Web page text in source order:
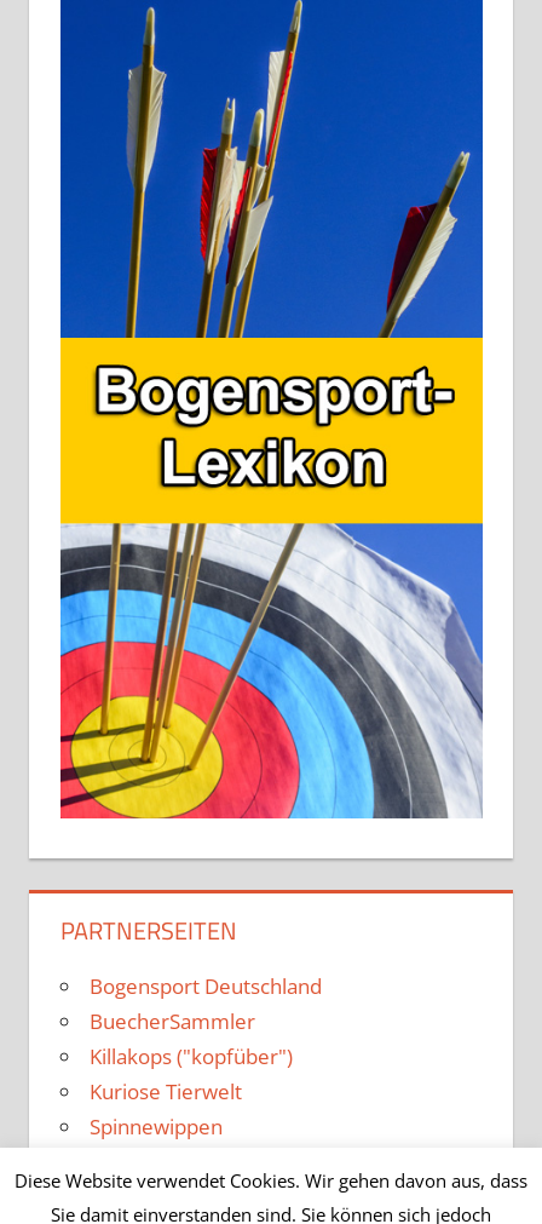
PARTNERSEITEN
Bogensport Deutschland
BuecherSammler
Killakops ("kopfüber")
Kuriose Tierwelt
Spinnewippen
Diese Website verwendet Cookies. Wir gehen davon aus, dass
Sie damit einverstanden sind. Sie können sich jedoch